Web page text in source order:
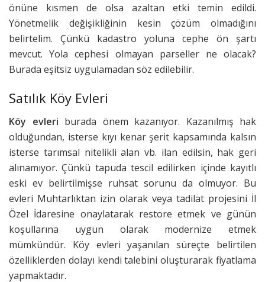
önüne kısmen de olsa azaltan etki temin edildi.
Yönetmelik değişikliğinin kesin çözüm olmadığını
belirtelim. Çünkü kadastro yoluna cephe ön şartı
mevcut. Yola cephesi olmayan parseller ne olacak?
Burada eşitsiz uygulamadan söz edilebilir.
Satılık Köy Evleri
Köy evleri burada önem kazanıyor. Kazanılmış hak
olduğundan, isterse kıyı kenar şerit kapsamında kalsın
isterse tarımsal nitelikli alan vb. ilan edilsin, hak geri
alınamıyor. Çünkü tapuda tescil edilirken içinde kayıtlı
eski ev belirtilmişse ruhsat sorunu da olmuyor. Bu
evleri Muhtarlıktan izin olarak veya tadilat projesini İl
Özel İdaresine onaylatarak restore etmek ve günün
koşullarına uygun olarak modernize etmek
mümkündür. Köy evleri yaşanılan süreçte belirtilen
özelliklerden dolayı kendi talebini oluşturarak fiyatlama
yapmaktadır.